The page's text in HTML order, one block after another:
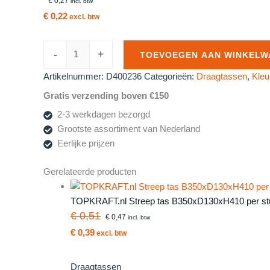
€ 0,22 excl. btw
-
tas
handvat
19+8x22
per
Grijs
aantal
+ TOEVOEGEN AAN
Artikelnummer: D400236 Categorieën: Draagtassen,
Gratis verzending boven €150
2-3 werkdagen bezorgd
Grootste assortiment van Nederland
Eerlijke prijzen
Gerelateerde producten
TOPKRAFT.nl Streep tas B350xD130xH410 per
€ 0,51 € 0,47 incl. btw
€ 0,39 excl. btw
Draagtassen